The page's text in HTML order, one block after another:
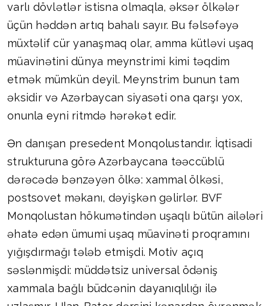
varlı dövlətlər istisna olmaqla, əksər ölkələr
üçün həddən artıq bahalı sayır. Bu fəlsəfəyə
müxtəlif cür yanaşmaq olar, amma kütləvi uşaq
müavinətini dünya meynstrimi kimi təqdim
etmək mümkün deyil. Meynstrim bunun tam
əksidir və Azərbaycan siyasəti ona qarşı yox,
onunla eyni ritmdə hərəkət edir.
Ən danışan presedent Monqolustandır. İqtisadi
strukturuna görə Azərbaycana təəccüblü
dərəcədə bənzəyən ölkə: xammal ölkəsi,
postsovet məkanı, dəyişkən gəlirlər. BVF
Monqolustan hökumətindən uşaqlı bütün ailələri
əhatə edən ümumi uşaq müavinəti proqramını
yığışdırmağı tələb etmişdi. Motiv açıq
səslənmişdi: müddətsiz universal ödəniş
xammala bağlı büdcənin dayanıqlılığı ilə